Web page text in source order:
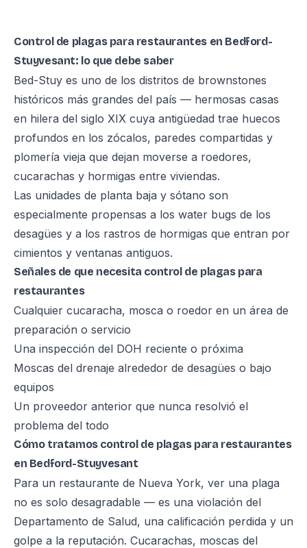
Control de plagas para restaurantes en Bedford-
Stuyvesant: lo que debe saber
Bed-Stuy es uno de los distritos de brownstones
históricos más grandes del país — hermosas casas
en hilera del siglo XIX cuya antigüedad trae huecos
profundos en los zócalos, paredes compartidas y
plomería vieja que dejan moverse a roedores,
cucarachas y hormigas entre viviendas.
Las unidades de planta baja y sótano son
especialmente propensas a los water bugs de los
desagües y a los rastros de hormigas que entran por
cimientos y ventanas antiguos.
Señales de que necesita control de plagas para
restaurantes
Cualquier cucaracha, mosca o roedor en un área de
preparación o servicio
Una inspección del DOH reciente o próxima
Moscas del drenaje alrededor de desagües o bajo
equipos
Un proveedor anterior que nunca resolvió el
problema del todo
Cómo tratamos control de plagas para restaurantes
en Bedford-Stuyvesant
Para un restaurante de Nueva York, ver una plaga
no es solo desagradable — es una violación del
Departamento de Salud, una calificación perdida y un
golpe a la reputación. Cucarachas, moscas del